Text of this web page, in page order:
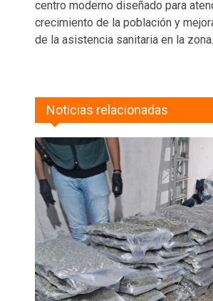
centro moderno diseñado para
crecimiento de la población y
de la asistencia sanitaria en la zona.
Noticias relacionadas